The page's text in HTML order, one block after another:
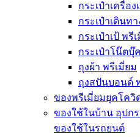
กระเป๋าเครื่อ
กระเป๋าเดินท
กระเป๋าเป้ พรี
กระเป๋าโน๊ตบุ๊
ถุงผ้า พรีเมี่ยม
ถุงสปันบอนด์
ของพรีเมี่ยมยุคโควิ
ของใช้ในบ้าน อุปก
ของใช้ในรถยนต์